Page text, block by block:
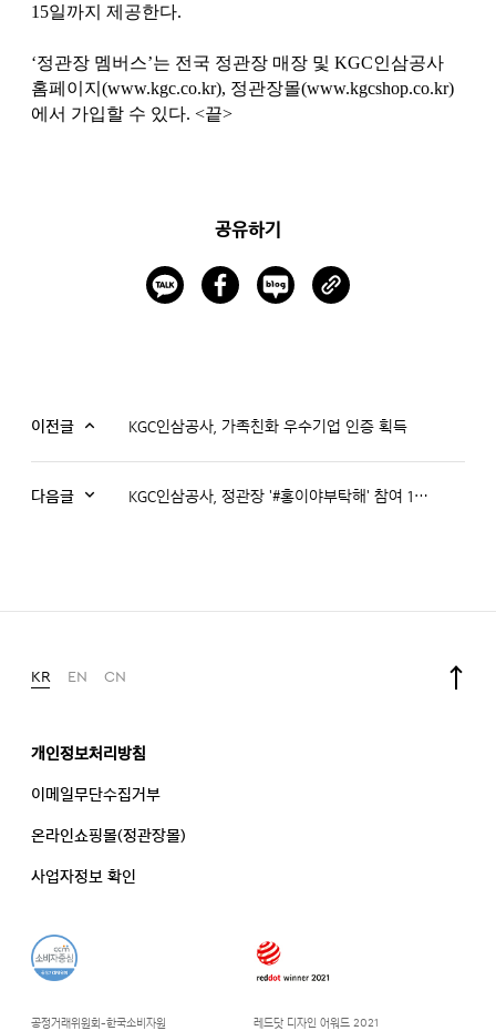
15일까지 제공한다.
‘정관장 멤버스’는 전국 정관장 매장 및 KGC인삼공사
홈페이지(www.kgc.co.kr), 정관장몰(www.kgcshop.co.kr)
에서 가입할 수 있다. <끝>
공유하기
이전글 KGC인삼공사, 가족친화 우수기업 인증 획득
다음글 KGC인삼공사, 정관장 '#홍이야부탁해' 참여 11만 명 넘어
KR EN CN
공정거래위원회-한국소비자원
레드닷 디자인 어워드 2021
개인정보처리방침
이메일무단수집거부
온라인쇼핑몰(정관장몰)
사업자정보 확인